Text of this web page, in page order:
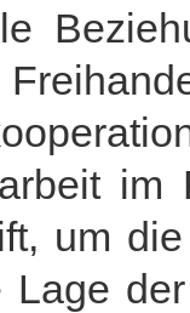
im
um
Lage